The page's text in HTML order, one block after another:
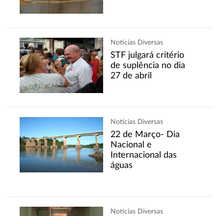
Notícias Diversas
STF julgará critério
de suplência no dia
27 de abril
Notícias Diversas
22 de Março- Dia
Nacional e
Internacional das
águas
Notícias Diversas